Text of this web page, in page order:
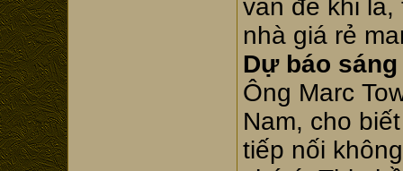
vấn đề khi
nhà giá rẻ
Dự báo
Ông Marc
Nam, cho
tiếp nối